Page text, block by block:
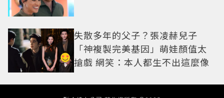
失散多年的父子？張凌赫兒子
「神複製完美基因」萌娃顏值太
搶戲 網笑：本人都生不出這麼像